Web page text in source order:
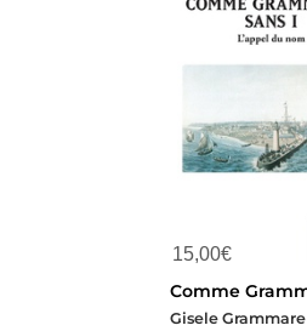
15,00€
Gisele Grammare